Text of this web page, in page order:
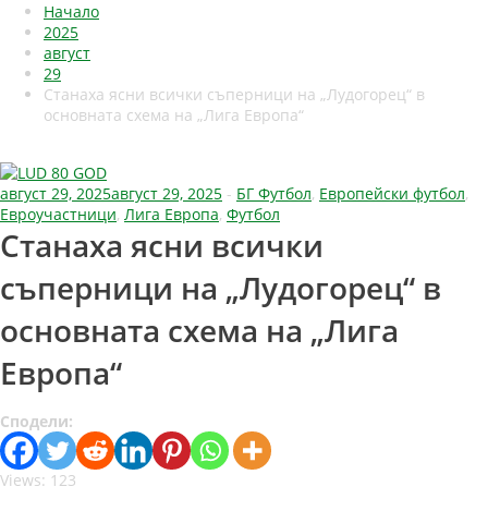
Начало
2025
август
29
Станаха ясни всички съперници на „Лудогорец“ в
основната схема на „Лига Европа“
август 29, 2025август 29, 2025 - БГ Футбол, Европейски футбол,
Евроучастници, Лига Европа, Футбол
Станаха ясни всички
съперници на „Лудогорец“ в
основната схема на „Лига
Европа“
Сподели:
Views: 123